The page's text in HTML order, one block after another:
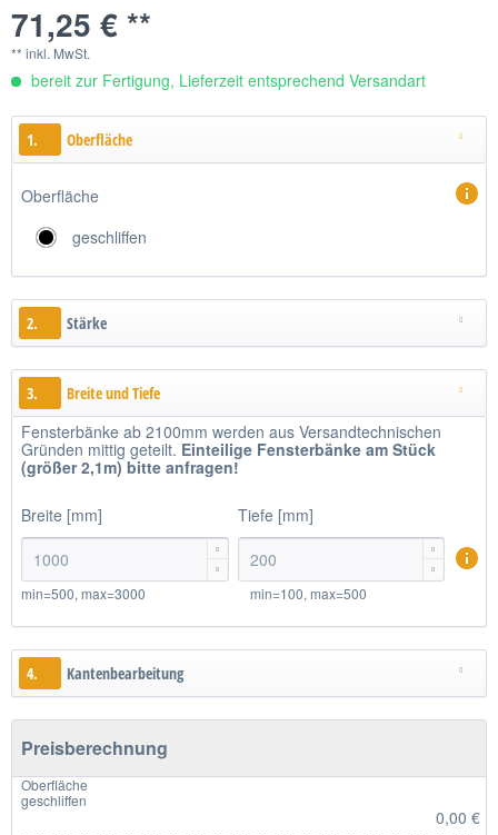
71,25 € **
** inkl. MwSt.
bereit zur Fertigung, Lieferzeit entsprechend Versandart
1. Oberfläche
Oberfläche
geschliffen
2. Stärke
3. Breite und Tiefe
Fensterbänke ab 2100mm werden aus Versandtechnischen
Gründen mittig geteilt. Einteilige Fensterbänke am Stück
(größer 2,1m) bitte anfragen!
Breite [mm]


Tiefe [mm]


min=500, max=3000 min=100, max=500
4. Kantenbearbeitung
Preisberechnung
Oberfläche
geschliffen
0,00 €